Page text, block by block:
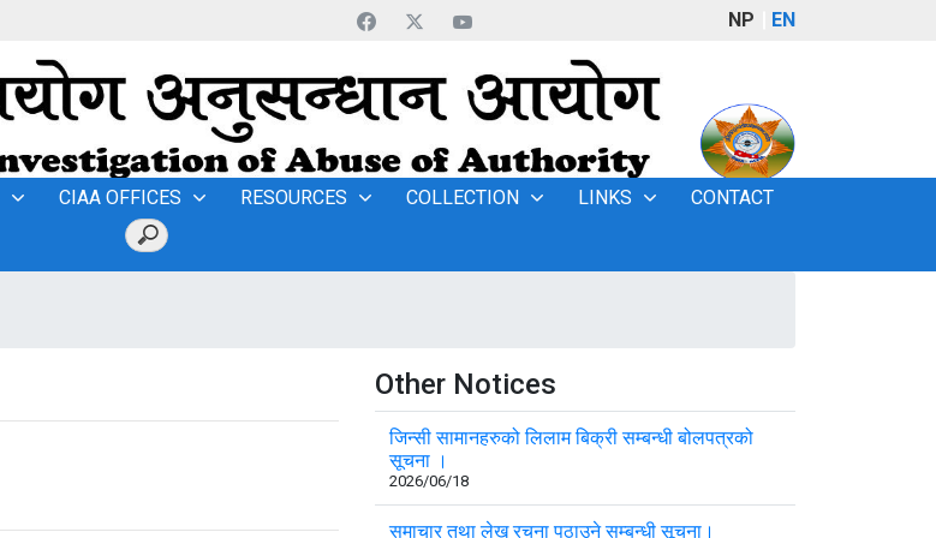
NP EN
CIAA OFFICES RESOURCES COLLECTION LINKS CONTACT
Other Notices
जिन्सी सामानहरुको लिलाम बिक्री सम्बन्धी बोलपत्रको
सूचना ।
2026/06/18
समाचार तथा लेख रचना पठाउने सम्बन्धी सूचना।